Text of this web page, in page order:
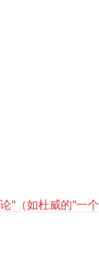
"（如杜威的"一个